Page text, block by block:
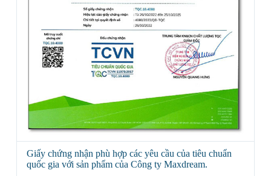
Giấy chứng nhận phù hợp các yêu cầu của tiêu chuẩn
quốc gia với sản phẩm của Công ty Maxdream.